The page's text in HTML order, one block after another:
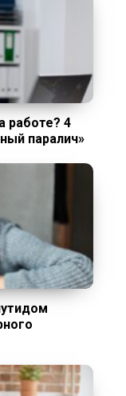
работе? 4
паралич»